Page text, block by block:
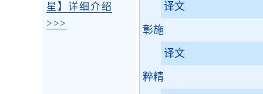
译文
彰施
译文
粹精
星】详细介绍
>>>